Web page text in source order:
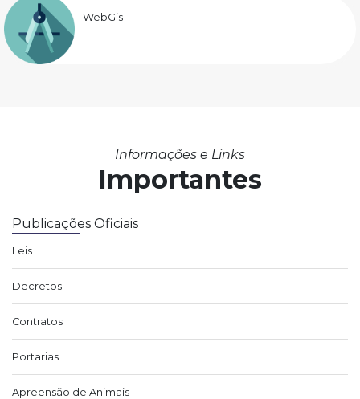
WebGis
Informações e Links
Importantes
Publicações Oficiais
Leis
Decretos
Contratos
Portarias
Apreensão de Animais